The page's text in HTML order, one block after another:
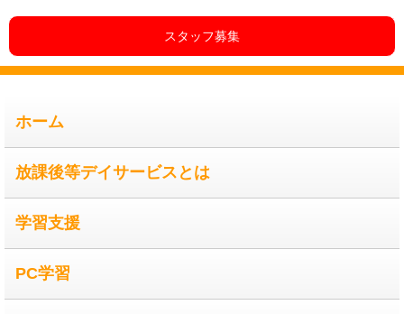
スタッフ募集
ホーム
放課後等デイサービスとは
学習支援
PC学習